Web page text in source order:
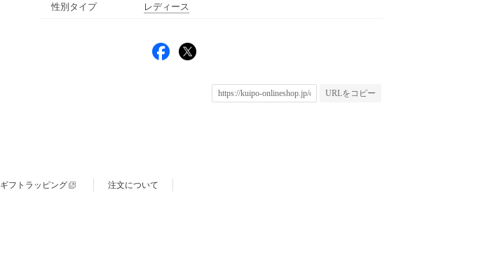
性別タイプ レディース
URLをコピー
ギフトラッピング 注文について